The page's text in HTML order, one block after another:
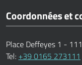
Coordonnées et
Place Deffeyes 1 -
Tel: +39 0165 273111